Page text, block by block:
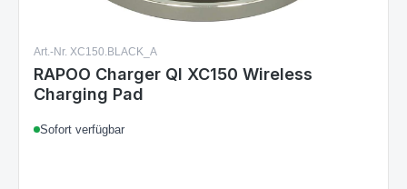
Art.-Nr. XC150.BLACK_A
RAPOO Charger QI XC150 Wireless
Charging Pad
Sofort verfügbar